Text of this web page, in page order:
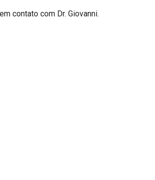
contato com Dr. Giovanni.